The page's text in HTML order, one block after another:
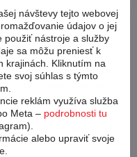
EA70
pre jazdu na štrku, ale
dobrodružstiev s
s washboardom, kde
a pneumatiky, majú
na bezdušové použitie
šírkou ráfika 24 mm,
optimálny profil
od 35 do 50C.
návštevy tejto webovej
údajov o jej
použiť nástroje a služby
sa môžu preniesť k
krajinách. Kliknutím na
svoj súhlas s týmto
reklám využíva služba
Meta – podrobnosti tu
alebo upraviť svoje